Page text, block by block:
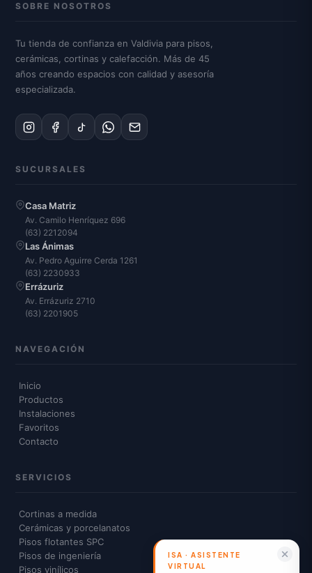
SOBRE NOSOTROS
Tu tienda de confianza en Valdivia para pisos,
cerámicas, cortinas y calefacción. Más de 45
años creando espacios con calidad y asesoría
especializada.
SUCURSALES
Casa Matriz
Av. Camilo Henríquez 696
(63) 2212094
Las Ánimas
Av. Pedro Aguirre Cerda 1261
(63) 2230933
Errázuriz
Av. Errázuriz 2710
(63) 2201905
NAVEGACIÓN
Inicio
Productos
Instalaciones
Favoritos
Contacto
SERVICIOS
Cortinas a medida
Cerámicas y porcelanatos
Pisos flotantes SPC
Pisos de ingeniería
Pisos vinílicos